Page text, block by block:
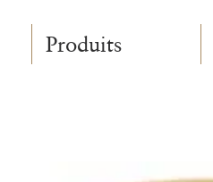
Produits